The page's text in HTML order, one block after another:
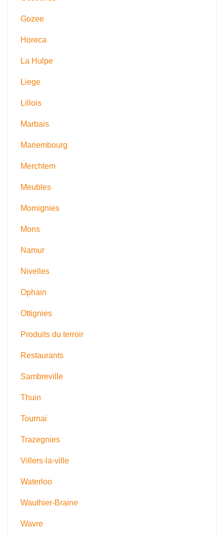
Gozee
Horeca
La Hulpe
Liege
Lillois
Marbais
Mariembourg
Merchtem
Meubles
Momignies
Mons
Namur
Nivelles
Ophain
Ottignies
Produits du terroir
Restaurants
Sambreville
Thuin
Tournai
Trazegnies
Villers-la-ville
Waterloo
Wauthier-Braine
Wavre